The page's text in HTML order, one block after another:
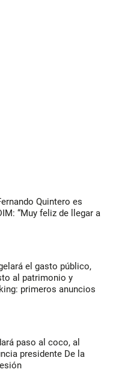
Quintero es
“Muy feliz de llegar a
el gasto público,
al patrimonio y
primeros anuncios
paso al coco, al
presidente De la